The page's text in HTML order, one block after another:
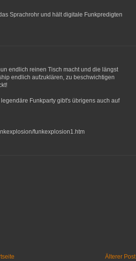
Sprachrohr und hält digitale Funkpredigten
endlich reinen Tisch macht und die längst
endlich aufzuklären, zu beschwichtigen
Funkparty gibt's übrigens auch auf
funkexplosion1.htm
Älterer Post